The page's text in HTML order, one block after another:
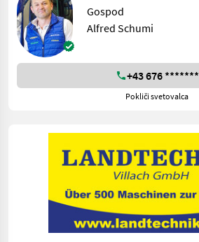
Gospod
Alfred Schumi
+43 676 *******
Pokliči svetovalca